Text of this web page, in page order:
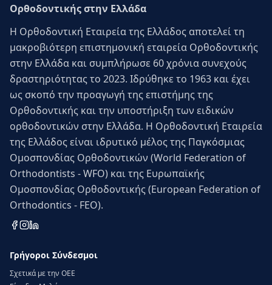
Ορθοδοντικής στην Ελλάδα
Η Ορθοδοντική Εταιρεία της Ελλάδος αποτελεί τη
μακροβιότερη επιστημονική εταιρεία Ορθοδοντικής
στην Ελλάδα και συμπλήρωσε 60 χρόνια συνεχούς
δραστηριότητας το 2023. Ιδρύθηκε το 1963 και έχει
ως σκοπό την προαγωγή της επιστήμης της
Ορθοδοντικής και την υποστήριξη των ειδικών
ορθοδοντικών στην Ελλάδα. Η Ορθοδοντική Εταιρεία
της Ελλάδος είναι ιδρυτικό μέλος της Παγκόσμιας
Ομοσπονδίας Ορθοδοντικών (World Federation of
Orthodontists - WFO) και της Ευρωπαϊκής
Ομοσπονδίας Ορθοδοντικής (European Federation of
Orthodontics - FEO).
Γρήγοροι Σύνδεσμοι
Σχετικά με την ΟΕΕ